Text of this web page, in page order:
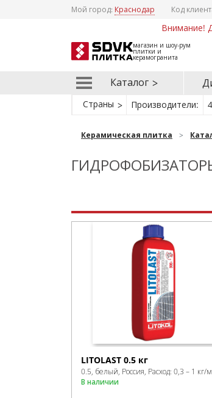
Мой город: Краснодар Код
Внимание!
магазин и шоу-рум
плитки и
керамогранита
Каталог
Страны Производители: 4
Керамическая плитка
LITOLAST 0.5 кг
0.5, белый, Россия, Расход: 0,3 – 1 кг/
В наличии